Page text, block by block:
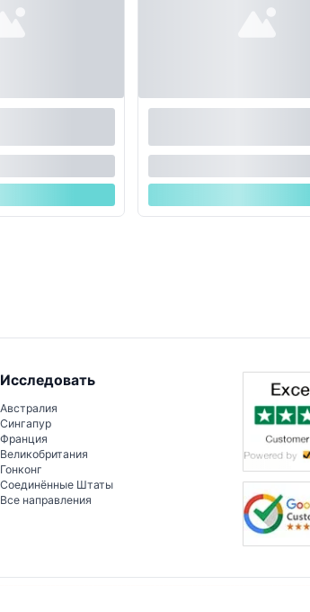
Исследовать
Австралия
Сингапур
Франция
Великобритания
Гонконг
Соединённые Штаты
Все направления